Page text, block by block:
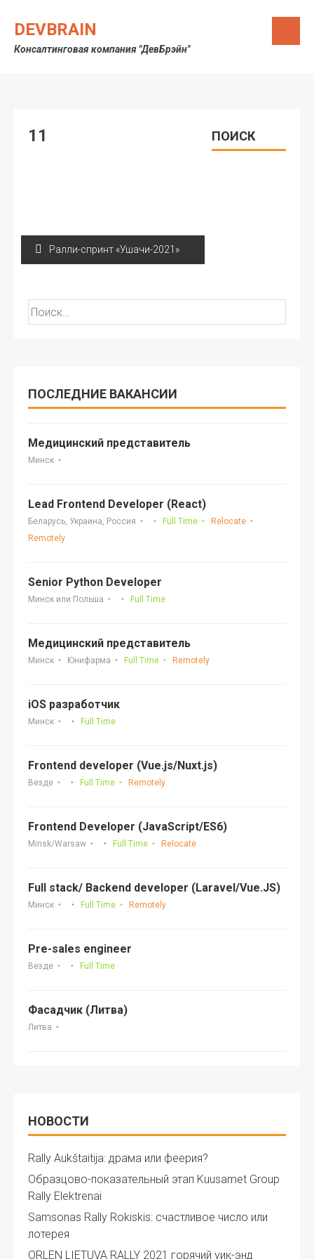
DEVBRAIN
Консалтинговая компания "ДевБрэйн"
11
Навигация
Ралли-спринт «Ушачи-2021»
ПОИСК
Найти:
ПОСЛЕДНИЕ ВАКАНСИИ
Медицинский представитель
Минск
Lead Frontend Developer (React)
Беларусь, Украина, Россия Full Time
Relocate
Remotely
Senior Python Developer
Минск или Польша Full Time
Медицинский представитель
Минск Юнифарма Full Time Remotely
iOS разработчик
Минск Full Time
Frontend developer (Vue.js/Nuxt.js)
Везде Full Time Remotely
Frontend Developer (JavaScript/ES6)
Minsk/Warsaw Full Time Relocate
Full stack/ Backend developer (Laravel/Vue.JS)
Минск Full Time Remotely
Pre-sales engineer
Везде Full Time
Фасадчик (Литва)
Литва
НОВОСТИ
Rally Aukštaitija: драма или феерия?
Образцово-показательный этап Kuusamet Group
Rally Elektrenai
Samsonas Rally Rokiskis: счастливое число или
лотерея
ORLEN LIETUVA RALLY 2021 горячий уик-энд